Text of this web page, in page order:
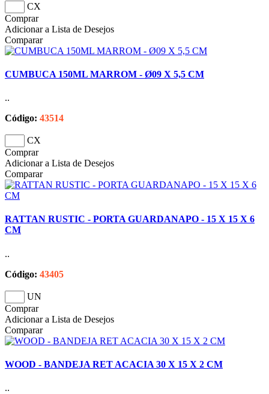
CX
Comprar
Adicionar a Lista de Desejos
Comparar
CUMBUCA 150ML MARROM - Ø09 X 5,5 CM
..
Código: 43514
CX
Comprar
Adicionar a Lista de Desejos
Comparar
RATTAN RUSTIC - PORTA GUARDANAPO - 15 X 15 X 6
CM
..
Código: 43405
UN
Comprar
Adicionar a Lista de Desejos
Comparar
WOOD - BANDEJA RET ACACIA 30 X 15 X 2 CM
..